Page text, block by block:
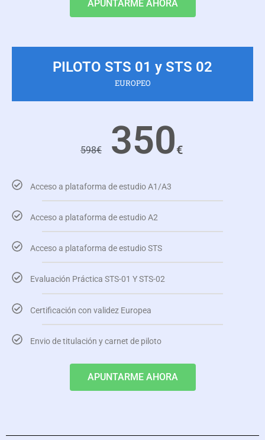
APUNTARME AHORA
PILOTO STS 01 y STS 02
EUROPEO
598€ 350€
Acceso a plataforma de estudio A1/A3
Acceso a plataforma de estudio A2
Acceso a plataforma de estudio STS
Evaluación Práctica STS-01 Y STS-02
Certificación con validez Europea
Envio de titulación y carnet de piloto
APUNTARME AHORA